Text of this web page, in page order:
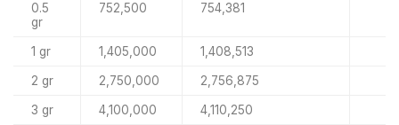
0.5
gr
752,500 754,381
1 gr 1,405,000 1,408,513
2 gr 2,750,000 2,756,875
3 gr 4,100,000 4,110,250